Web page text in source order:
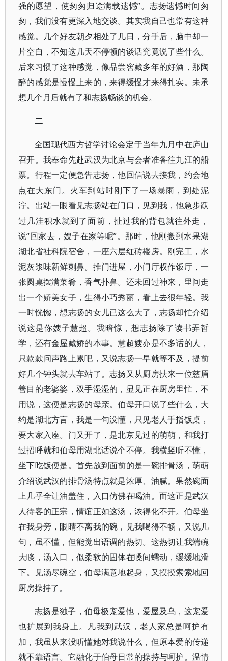
强的愿望，使匆匆归途满载遗憾”。志扬遗憾时间匆
匆，我们没有更深入地交谈。其实我自己也常有这种
感觉。几个好友朝夕相处了几日，分手后，脑中却一
片空白，不知这几天不停顿的谈话究竟说了些什么。
后来习惯了这种感觉，像品尝窖藏多年的好酒，那陶
醉的感觉是慢慢上来的，来得缓慢才来得扎实。未承
想几个月后就有了和志扬畅谈的机会。
二
全国现代西方哲学讨论会定于当年九月中在庐山
召开。我奉命先赴武汉为北京与会者准备往九江的船
票。行程一定便急告志扬，他回信说去接我，约会地
点在大东门。火车到站时刚下了一场暴雨，到处泥
泞。出站一眼看见志扬站在门口，见到我，他急步跃
过几洼积水就到了面前，扯过我的背包就往外走，
说“回家去，嫂子在家等呢”。那时，他刚搬到水果湖
湖北省社科院宿舍，一座六层红砖楼房。刚完工，水
泥灰浆味新鲜刺鼻。推门进屋，小门厅权作饭厅，一
张圆桌摆满菜肴，香气扑鼻。还未回过神来，里间走
出一个娇美女子，生得小巧秀丽，看上去很年轻。我
一时恍惚，想志扬的女儿已这么大了，志扬却忙介绍
说这是你嫂子慧超。我暗惊，想志扬除了读书弄哲
学，还有金屋藏娇的本事。慧超嫂亦是不多话的人，
只款款问声路上累吧，又说志扬一早就等不及，提前
好几个钟头就去车站了。志扬又从厨房扶来一位慈眉
善目的老婆婆，双手湿湿的，显见正在厨房里忙，不
用说，这便是志扬的母亲。伯母开口说了些什么，大
约是湖北方言，我是一句没懂，只见老人手指饭桌，
要大家入座。门又开了，是北京见过的萌萌，和我打
过招呼就和伯母用湖北话说个不停。我横竖听不懂，
坐下吃饭便是。首先放到面前的是一碗排骨汤，萌萌
介绍说武汉的排骨汤特点就是浓厚、油腻。果然碗面
上几乎全让油盖住，入口仿佛在喝油。而这正是武汉
人待客的正宗，情谊正如这汤，浓得化不开。伯母坐
在我身旁，眼睛不离我的碗，见我喝得不畅，又说几
句，虽不懂，但能觉出语调的热切。这热切让我端碗
大啖，汤入口，似柔软的固体在嗓间蠕动，缓缓地滑
下。见汤尽碗空，伯母满意地起身，又摸摸索索地回
厨房操持了。
志扬是独子，伯母极宠爱他，爱屋及乌，这宠爱
也扩展到我身上。凡我到武汉，老人家总是呵护有
加，我虽从来没听懂她对我说什么，但原本爱的传递
就不靠语言。它融化于伯母日常的操持与呵护。温情